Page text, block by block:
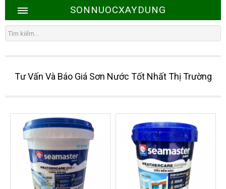
SONNUOCXAYDUNG
Tư Vấn Và Báo Giá Sơn Nước Tốt Nhất Thị Trường